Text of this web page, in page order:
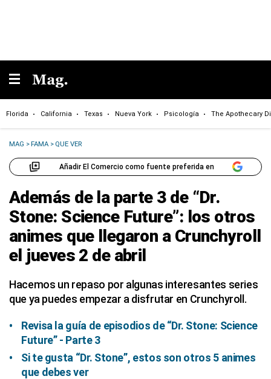
Florida California Texas Nueva York Psicología The Apothecary
MAG >FAMA > QUE VER
Añadir El Comercio como fuente preferida en
Además de la parte 3 de “Dr.
Stone: Science Future”: los otros
animes que llegaron a Crunchyroll
el jueves 2 de abril
Hacemos un repaso por algunas interesantes series
que ya puedes empezar a disfrutar en Crunchyroll.
Revisa la guía de episodios de “Dr. Stone: Science
Future” - Parte 3
Si te gusta “Dr. Stone”, estos son otros 5 animes
que debes ver